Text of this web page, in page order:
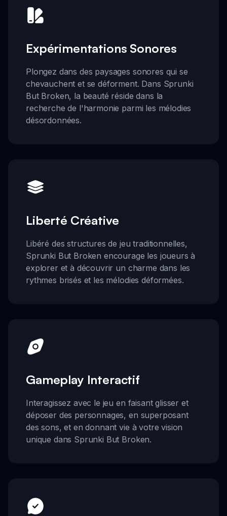
Expérimentations Sonores
Plongez dans des paysages sonores qui se
chevauchent et se déforment. Dans Sprunki
But Broken, la beauté réside dans la
recherche de l'harmonie parmi les mélodies
désordonnées.
Liberté Créative
Libéré des structures de jeu traditionnelles,
Sprunki But Broken encourage les joueurs à
explorer et à découvrir un charme dans les
rythmes brisés et les mélodies déformées.
Gameplay Interactif
Interagissez avec le jeu en faisant glisser et
déposer des personnages, en superposant
des sons, et en donnant vie à votre vision
unique dans Sprunki But Broken.